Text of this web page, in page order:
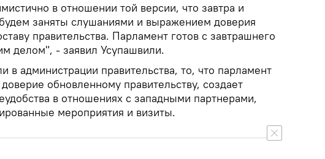
в отношении той версии, что завтра и
заняты слушаниями и выражением доверия
правительства. Парламент готов с завтрашнего
делом", - заявил Усупашвили.
в администрации правительства, то, что парламент
обновленному правительству, создает
в отношениях с западными партнерами,
мероприятия и визиты.